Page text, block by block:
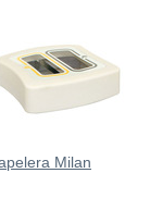
Milan